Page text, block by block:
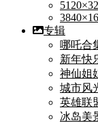
专辑
哪吒合
新年快
神仙姐
城市风
英雄联
冰岛美